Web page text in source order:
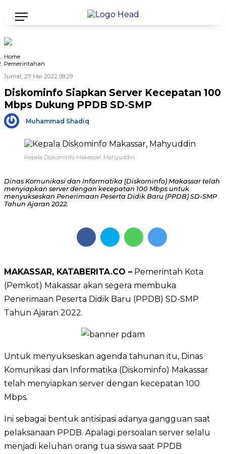
Home
Pemerintahan
Jumat, 27 Mei 2022 08:29
Diskominfo Siapkan Server Kecepatan 100
Mbps Dukung PPDB SD-SMP
Muhammad Shadiq
Kepala Diskominfo Makassar, Mahyuddin
Dinas Komunikasi dan Informatika (Diskominfo) Makassar telah
menyiapkan server dengan kecepatan 100 Mbps untuk
menyukseskan Penerimaan Peserta Didik Baru (PPDB) SD-SMP
Tahun Ajaran 2022.
MAKASSAR, KATABERITA.CO – Pemerintah Kota
(Pemkot) Makassar akan segera membuka
Penerimaan Peserta Didik Baru (PPDB) SD-SMP
Tahun Ajaran 2022.
Untuk menyukseskan agenda tahunan itu, Dinas
Komunikasi dan Informatika (Diskominfo) Makassar
telah menyiapkan server dengan kecepatan 100
Mbps.
Ini sebagai bentuk antisipasi adanya gangguan saat
pelaksanaan PPDB. Apalagi persoalan server selalu
menjadi keluhan orang tua siswa saat PPDB